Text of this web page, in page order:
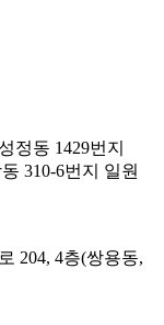
정동 1429번지
310-6번지 일원
204, 4층(쌍용동,